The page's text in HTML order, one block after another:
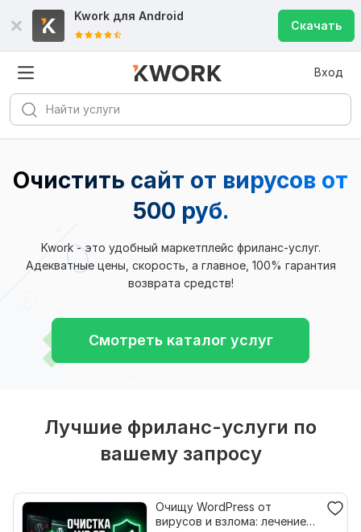
Kwork для Android
Скачать
Вход
Очистить сайт от вирусов от
500 руб.
Kwork - это удобный маркетплейс фриланс-услуг.
Адекватные цены, скорость, а главное, 100% гарантия
возврата средств!
Смотреть каталог услуг
Лучшие фриланс-услуги по
вашему запросу
Очищу WordPress от
вирусов и взлома: лечение